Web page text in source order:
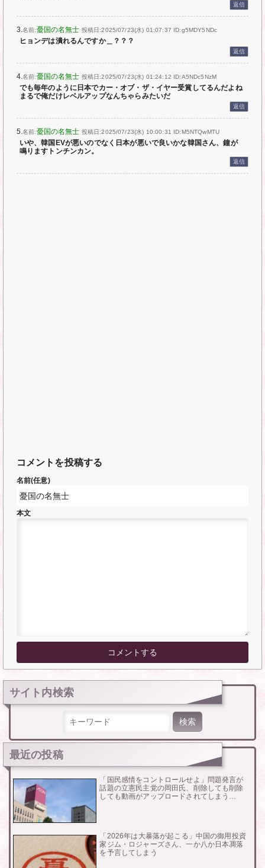
返信
3.名前:憂国の名無士 投稿日:2025/07/23(水) 01:07:37 ID:g5MDY5NDc
ヒョンデは潰れるんですか＿？？？
返信
4.名前:憂国の名無士 投稿日:2025/07/23(水) 01:24:12 ID:A5NDc5NzM
でも毎年のように日本でカー・オブ・ザ・イヤー受賞してるんだよね
まるで俺だけレベルアップなんちゃらみたいだ
返信
5.名前:憂国の名無士 投稿日:2025/07/23(水) 10:00:31 ID:M5NTQwMTU
いや、韓国EVが悪いのでなく日本が悪いで良いかな韓国さん、鐘が
鳴りますトンチンカン。
返信
コメントを投稿する
名前(任意)
本文
サイト内検索
最近の投稿
「国民感情をコントロールせよ」問題発言が
話題の立憲民主党の岡田氏、削除しても削除
しても動画がアップロードされてしまう…
「2026年は大暴落が起こる」中国の御用投資
家ジム・ロジャーズさん、一か八か日本凋落
を予言してしまう